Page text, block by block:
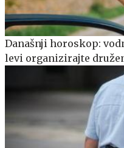
Današnji horoskop:
levi organizirajte